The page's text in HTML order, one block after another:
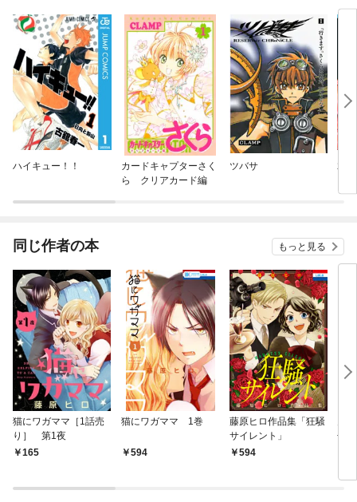
ハイキュー！！
カードキャプターさく
ら クリアカード編
ツバサ 君
同じ作者の本 もっと見る
猫にワガママ［1話売
り］ 第1夜
165
猫にワガママ 1巻
594
藤原ヒロ作品集「狂騒
サイレント」
594
子